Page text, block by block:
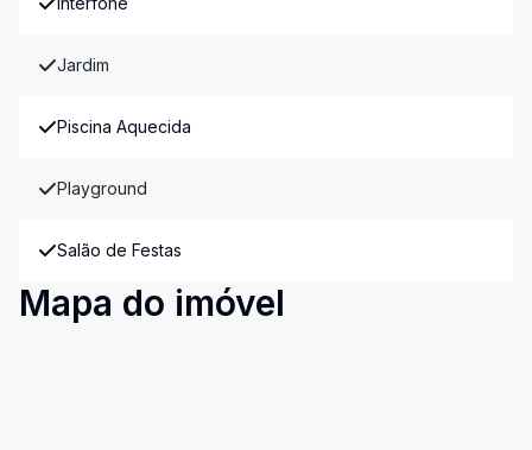
Jardim
Piscina Aquecida
Playground
Salão de Festas
Mapa do imóvel